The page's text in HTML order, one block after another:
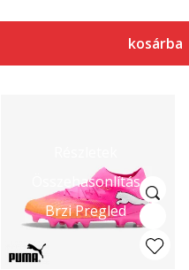
kosárba
Összehasonlítás
Brzi Pregled